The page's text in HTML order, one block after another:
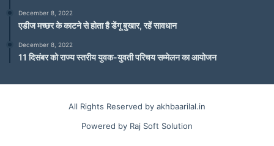
December 8, 2022
एडीज मच्छर के काटने से होता है डेंगू बुखार, रहें सावधान
December 8, 2022
11 दिसंबर को राज्य स्तरीय युवक-युवती परिचय सम्मेलन का आयोजन
All Rights Reserved by akhbaarilal.in
Powered by Raj Soft Solution